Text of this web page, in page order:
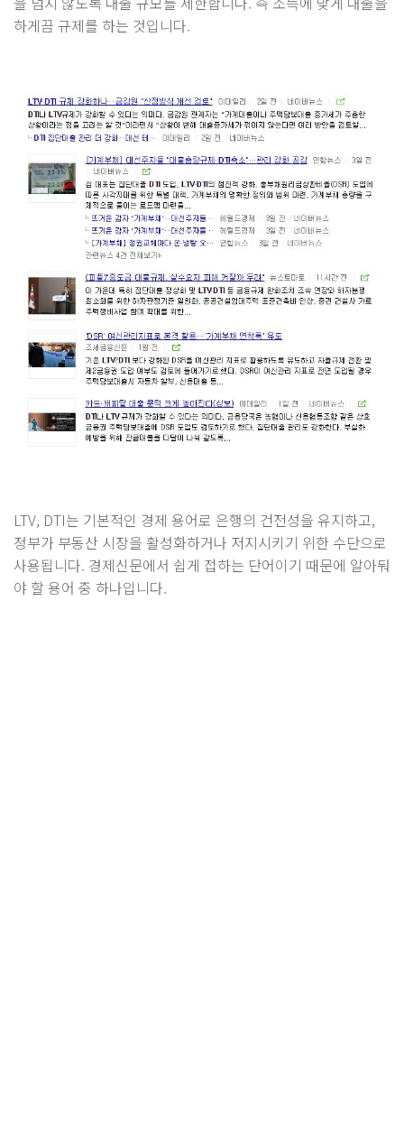
하게끔 규제를 하는 것입니다.
LTV, DTI는 기본적인 경제 용어로 은행의 건전성을 유지하고,
정부가 부동산 시장을 활성화하거나 저지시키기 위한 수단으로
사용됩니다. 경제신문에서 쉽게 접하는 단어이기 때문에 알아둬
야 할 용어 중 하나입니다.